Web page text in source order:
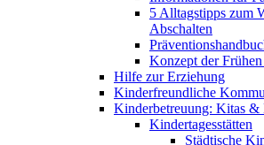
5 Alltagstipps zum
Abschalten
Konzept der
Hilfe zur Erziehung
Kinderfreundliche
Kinderbetreuung: Kitas &
Kindertagesstätten
Städtische